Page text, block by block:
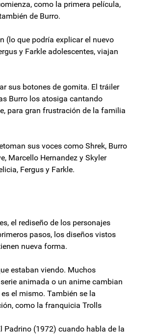
como la primera película,
de Burro.
(lo que podría explicar el nuevo
y Farkle adolescentes, viajan
sus botones de gomita. El tráiler
Burro los atosiga cantando
para gran frustración de la familia
sus voces como Shrek, Burro
Marcello Hernandez y Skyler
Fergus y Farkle.
el rediseño de los personajes
pasos, los diseños vistos
nueva forma.
estaban viendo. Muchos
animada o un anime cambian
el mismo. También se la
como la franquicia Trolls
Padrino (1972) cuando habla de la